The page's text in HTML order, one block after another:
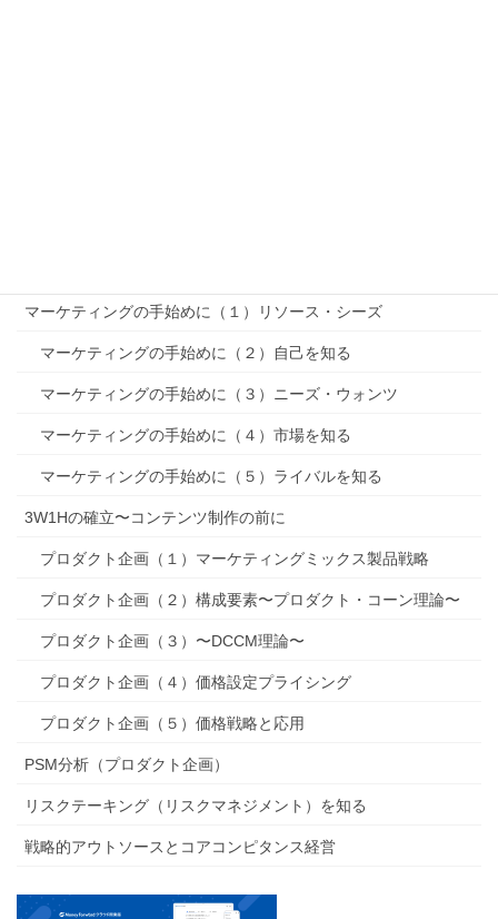
マーケティングの手始めに（１）リソース・シーズ
マーケティングの手始めに（２）自己を知る
マーケティングの手始めに（３）ニーズ・ウォンツ
マーケティングの手始めに（４）市場を知る
マーケティングの手始めに（５）ライバルを知る
3W1Hの確立〜コンテンツ制作の前に
プロダクト企画（１）マーケティングミックス製品戦略
プロダクト企画（２）構成要素〜プロダクト・コーン理論〜
プロダクト企画（３）〜DCCM理論〜
プロダクト企画（４）価格設定プライシング
プロダクト企画（５）価格戦略と応用
PSM分析（プロダクト企画）
リスクテーキング（リスクマネジメント）を知る
戦略的アウトソースとコアコンピタンス経営